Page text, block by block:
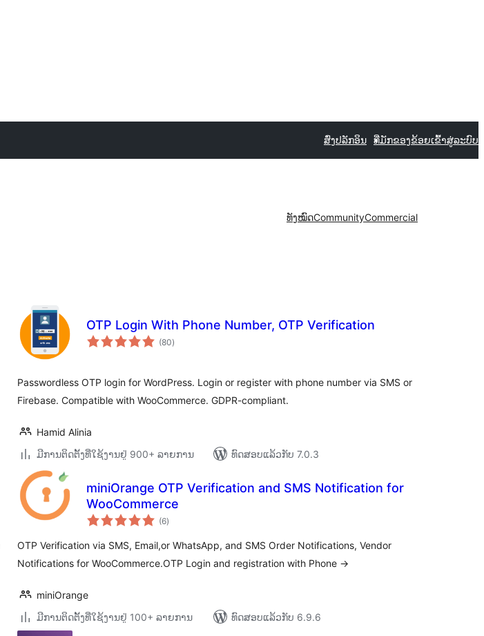
ສົ່ງປລັກອິນ ທີ່ມັກຂອງຂ້ອຍເຂົ້າສູ່ລະບົບ
ທັງໝົດCommunityCommercial
OTP Login With Phone Number, OTP Verification
(80ຄະແນນ
ທັງໝົດ
)
Passwordless OTP login for WordPress. Login or register with phone number via SMS or
Firebase. Compatible with WooCommerce. GDPR-compliant.
Hamid Alinia
ມີການຕິດຕັ້ງທີ່ໃຊ້ງານຢູ່ 900+ ລາຍການ
ທົດສອບແລ້ວກັບ 7.0.3
miniOrange OTP Verification and SMS Notification for
WooCommerce
(6ຄະແນນ
ທັງໝົດ
)
OTP Verification via SMS, Email,or WhatsApp, and SMS Order Notifications, Vendor
Notifications for WooCommerce.OTP Login and registration with Phone →
miniOrange
ມີການຕິດຕັ້ງທີ່ໃຊ້ງານຢູ່ 100+ ລາຍການ
ທົດສອບແລ້ວກັບ 6.9.6